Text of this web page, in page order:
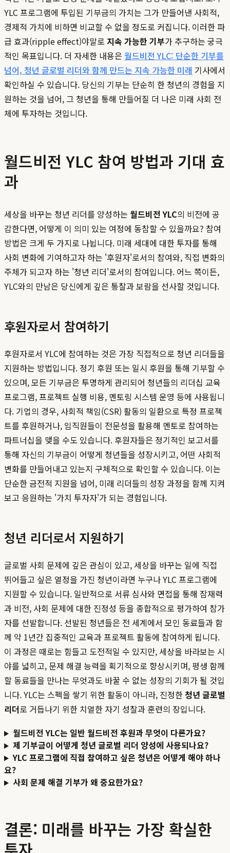
YLC 프로그램에 투입된 기부금의 가치는 그가 만들어낸 사회적,
경제적 가치에 비하면 비교할 수 없을 정도로 커집니다. 이러한 파
급 효과(ripple effect)야말로 지속 가능한 기부가 추구하는 궁극
적인 목표입니다. 더 자세한 내용은 월드비전 YLC: 단순한 기부를
넘어, 청년 글로벌 리더와 함께 만드는 지속 가능한 미래 기사에서
확인하실 수 있습니다. 당신의 기부는 단순히 한 청년의 경험을 지
원하는 것을 넘어, 그 청년을 통해 만들어질 더 나은 미래 사회 전
체에 투자하는 것입니다.
월드비전 YLC 참여 방법과 기대 효
과
세상을 바꾸는 청년 리더를 양성하는 월드비전 YLC의 비전에 공
감한다면, 어떻게 이 의미 있는 여정에 동참할 수 있을까요? 참여
방법은 크게 두 가지로 나뉩니다. 미래 세대에 대한 투자를 통해
사회 변화에 기여하고자 하는 '후원자'로서의 참여와, 직접 변화의
주체가 되고자 하는 '청년 리더'로서의 참여입니다. 어느 쪽이든,
YLC와의 만남은 당신에게 깊은 통찰과 보람을 선사할 것입니다.
후원자로서 참여하기
후원자로서 YLC에 참여하는 것은 가장 직접적으로 청년 리더들을
지원하는 방법입니다. 정기 후원 또는 일시 후원을 통해 기부할 수
있으며, 모든 기부금은 투명하게 관리되어 청년들의 리더십 교육
프로그램, 프로젝트 실행 비용, 멘토링 시스템 운영 등에 사용됩니
다. 기업의 경우, 사회적 책임(CSR) 활동의 일환으로 특정 프로젝
트를 후원하거나, 임직원들이 전문성을 활용해 멘토로 참여하는
파트너십을 맺을 수도 있습니다. 후원자들은 정기적인 보고서를
통해 자신의 기부금이 어떻게 청년들을 성장시키고, 어떤 사회적
변화를 만들어내고 있는지 구체적으로 확인할 수 있습니다. 이는
단순한 금전적 지원을 넘어, 미래 리더들의 성장 과정을 함께 지켜
보고 응원하는 '가치 투자자'가 되는 경험입니다.
청년 리더로서 지원하기
글로벌 사회 문제에 깊은 관심이 있고, 세상을 바꾸는 일에 직접
뛰어들고 싶은 열정을 가진 청년이라면 누구나 YLC 프로그램에
지원할 수 있습니다. 일반적으로 서류 심사와 면접을 통해 잠재력
과 비전, 사회 문제에 대한 진정성 등을 종합적으로 평가하여 참가
자를 선발합니다. 선발된 청년들은 전 세계에서 모인 동료들과 함
께 약 1년간 집중적인 교육과 프로젝트 활동에 참여하게 됩니다.
이 과정은 때로는 힘들고 도전적일 수 있지만, 세상을 바라보는 시
야를 넓히고, 문제 해결 능력을 획기적으로 향상시키며, 평생 함께
할 동료들을 만나는 무엇과도 바꿀 수 없는 성장의 기회가 될 것입
니다. YLC는 스펙을 쌓기 위한 활동이 아니라, 진정한청년 글로벌
리더로 거듭나기 위한 치열한 자기 성찰과 훈련의 장입니다.
월드비전 YLC는 일반 월드비전 후원과 무엇이 다른가요?
제 기부금이 어떻게 청년 글로벌 리더 양성에 사용되나요?
YLC 프로그램에 직접 참여하고 싶은 청년은 어떻게 해야 하나
요?
사회 문제 해결 기부가 왜 중요한가요?
결론: 미래를 바꾸는 가장 확실한